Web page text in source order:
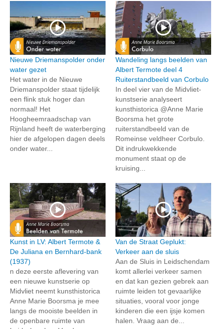
Nieuwe Driemanspolder onder
water gezet
Het water in de Nieuwe
Driemanspolder staat tijdelijk
een flink stuk hoger dan
normaal! Het
Hoogheemraadschap van
Rijnland heeft de waterberging
hier de afgelopen dagen deels
onder water...
Wandeling langs beelden van
Albert Termote deel 4
Ruiterstandbeeld van Corbulo
In deel vier van de Midvliet-
kunstserie analyseert
kunsthistorica @Anne Marie
Boorsma het grote
ruiterstandbeeld van de
Romeinse veldheer Corbulo.
Dit indrukwekkende
monument staat op de
kruising...
Kunst in LV: Albert Termote &
De Juliana en Bernhard-bank
(1937)
n deze eerste aflevering van
een nieuwe kunstserie op
Midvliet neemt kunsthistorica
Anne Marie Boorsma je mee
langs de mooiste beelden in
de openbare ruimte van
Van de Straat Geplukt:
Verkeer aan de sluis
Aan de Sluis in Leidschendam
komt allerlei verkeer samen
en dat kan gezien gebrek aan
ruimte leiden tot gevaarlijke
situaties, vooral voor jonge
kinderen die een ijsje komen
halen. Vraag aan de...